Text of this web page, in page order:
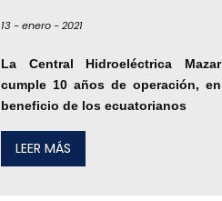
13 - enero - 2021
La Central Hidroeléctrica Mazar
cumple 10 años de operación, en
beneficio de los ecuatorianos
LEER MÁS